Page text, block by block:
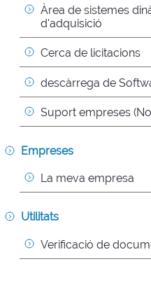
Àrea de sistemes
d'adquisició
Cerca de licitacions
descàrrega de
Suport empreses
Empreses
La meva empresa
Utilitats
Verificació de